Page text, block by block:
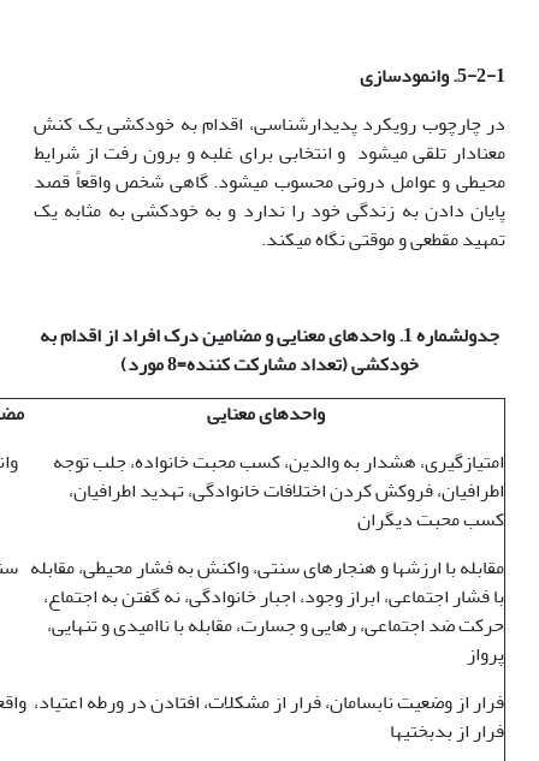
5-2-1. وانمودسازی
در چارچوب رویکرد پدیدارشناسی، اقدام به خودکشی یک کنش
معنادار تلقی می­شود و انتخابی برای غلبه و برون رفت از شرایط
محیطی و عوامل درونی محسوب می­شود. گاهی شخص واقعاً قصد
پایان دادن به زندگی خود را ندارد و به خودکشی به مثابه یک
تمهید مقطعی و موقتی نگاه می­کند.
جدول
شماره 1. واحدهای معنایی و مضامین درک افراد از اقدام به
خودکشی (تعداد مشارکت کننده=8 مورد)
واحدهای معنایی
امتیازگیری، هشدار به والدین، کسب محبت خانواده، جلب توجه
اطرافیان، فروکش کردن اختلافات خانوادگی، تهدید اطرافیان،
کسب محبت دیگران
مقابله با ارزش­ها و هنجارهای سنتی، واکنش به فشار محیطی، مقابله
با فشار اجتماعی، ابراز وجود، اجبار خانوادگی، نه گفتن به اجتماع،
حرکت ضد اجتماعی، رهایی و جسارت، مقابله با ناامیدی و تنهایی،
پرواز
فرار از وضعیت نابسامان، فرار از مشکلات، افتادن در ورطه اعتیاد،
فرار از بدبختی­ها